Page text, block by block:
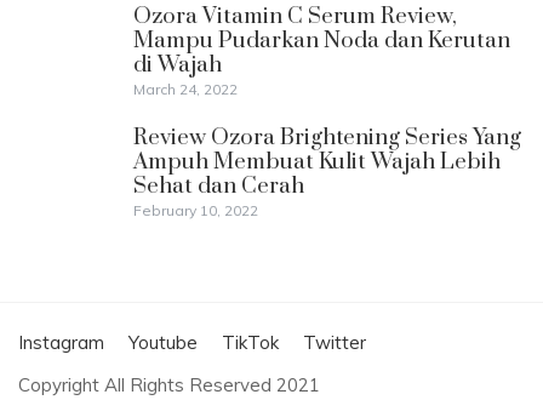
Ozora Vitamin C Serum Review,
Mampu Pudarkan Noda dan Kerutan
di Wajah
March 24, 2022
Review Ozora Brightening Series Yang
Ampuh Membuat Kulit Wajah Lebih
Sehat dan Cerah
February 10, 2022
Instagram Youtube TikTok
Twitter
Copyright All Rights Reserved 2021